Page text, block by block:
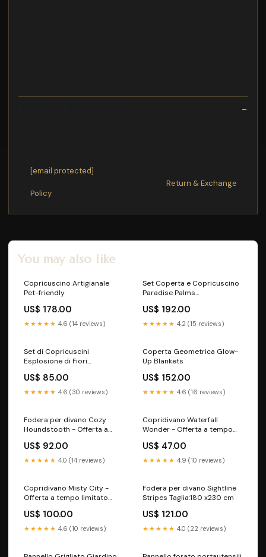
[email protected]
Return & Exchange
Policy
You may also like
Copricuscino Artigianale
Pet-friendly
US$ 178.00
★★★★★ 4.6 (14 reviews)
Set Coperta e Copricuscino
Paradise Palms
US$ 192.00
★★★★★ 4.2 (15 reviews)
Set di Copricuscini
Esplosione di Fiori
US$ 85.00
★★★★★ 4.6 (30 reviews)
Coperta Geometrica Glow-
Up Blankets
US$ 152.00
★★★★★ 4.6 (16 reviews)
Fodera per divano Cozy
Houndstooth - Offerta a
Sofa Covers
US$ 92.00
★★★★★ 4.0 (14 reviews)
Copridivano Waterfall
Wonder - Offerta a tempo
US$ 47.00
★★★★★ 4.9 (10 reviews)
Copridivano Misty City -
Offerta a tempo limitato
US$ 100.00
★★★★★ 4.6 (10 reviews)
Fodera per divano Sightline
Stripes Taglia:180 x230 cm
US$ 121.00
★★★★★ 4.0 (22 reviews)